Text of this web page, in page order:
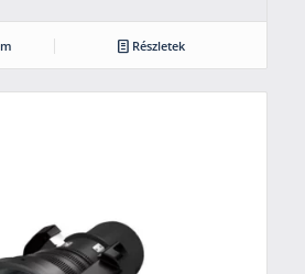
Részletek